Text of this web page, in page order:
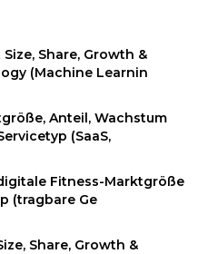
Share, Growth &
(Machine Learnin
Anteil, Wachstum
(SaaS,
Fitness-Marktgröße
(tragbare Ge
Share, Growth &